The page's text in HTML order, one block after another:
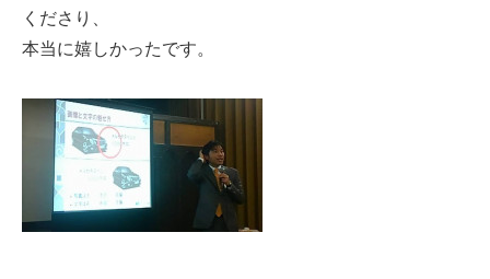
くださり、
本当に嬉しかったです。